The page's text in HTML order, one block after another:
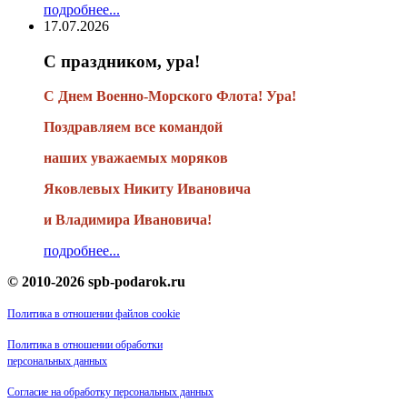
подробнее...
17.07.2026
С праздником, ура!
С Днем Военно-Морского Флота! Ура!
Поздравляем все командой
наших уважаемых моряков
Яковлевых Никиту Ивановича
и Владимира Ивановича!
подробнее...
© 2010-2026 spb-podarok.ru
Политика в отношении файлов cookie
Политика в отношении обработки
персональных данных
Согласие на обработку персональных данных